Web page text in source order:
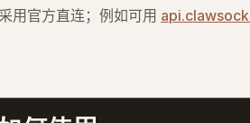
用官方直连；例如可用